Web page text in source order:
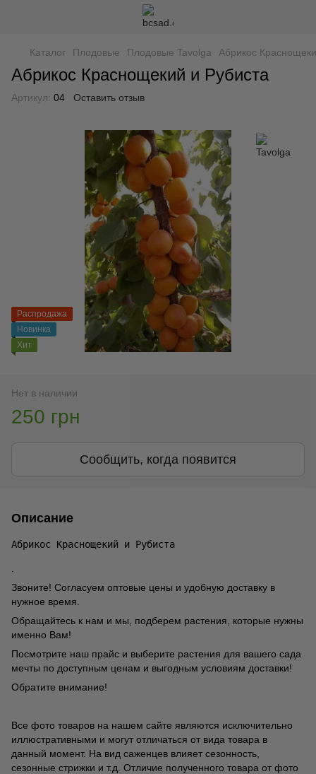
Каталог Плодовые Плодовые Tavolga Абрикос
Абрикос Краснощекий и Рубиста
Артикул: 04 Оставить отзыв
Распродажа
Новинка
Хит
Нет в наличии
250 грн
Сообщить, когда появится
Описание
Абрикос Краснощекий и Рубиста
Звоните! Согласуем оптовые цены и удобную доставку в
нужное время.
Обращайтесь к нам и мы, подберем растения, которые нужны
именно Вам!
Посмотрите наш прайс и выберите растения для вашего сада
мечты по доступным ценам и выгодным условиям доставки!
Обратите внимание!
Все фото товаров на нашем сайте являются исключительно
иллюстративными и могут отличаться от вида товара в
данный момент. На вид саженцев влияет сезонность,
сезонные стрижки и т.д. Отличие полученного товара от фото